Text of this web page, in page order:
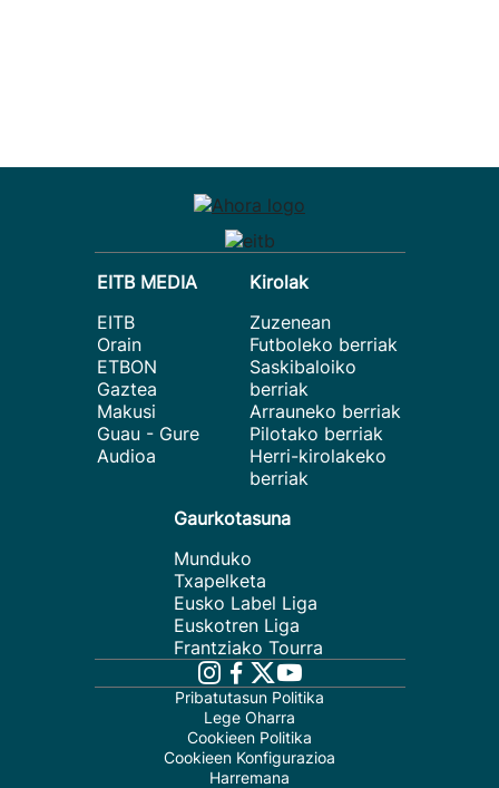
EITB MEDIA
EITB
Orain
ETBON
Gaztea
Makusi
Guau - Gure
Audioa
Kirolak
Zuzenean
Futboleko berriak
Saskibaloiko
berriak
Arrauneko berriak
Pilotako berriak
Herri-kirolakeko
berriak
Gaurkotasuna
Munduko
Txapelketa
Eusko Label Liga
Euskotren Liga
Frantziako Tourra
Pribatutasun Politika
Lege Oharra
Cookieen Politika
Cookieen Konfigurazioa
Harremana